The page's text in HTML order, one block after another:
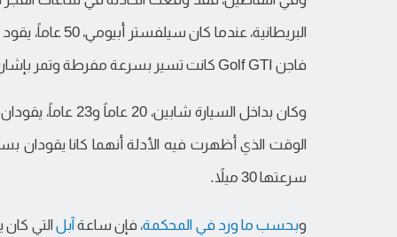
البريطانية،
فاجن Golf GTI كانت تسير بسرعة مفرطة وتمر بإشارة حمراء.
وكان بداخل
سرعتها 30 ميلاً.
وبحسب ما ورد في المحكمة، فإن ساعة آبل